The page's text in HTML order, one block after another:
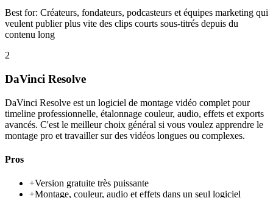
Best for: Créateurs, fondateurs, podcasteurs et équipes marketing qui
veulent publier plus vite des clips courts sous-titrés depuis du
contenu long
2
DaVinci Resolve
DaVinci Resolve est un logiciel de montage vidéo complet pour
timeline professionnelle, étalonnage couleur, audio, effets et exports
avancés. C'est le meilleur choix général si vous voulez apprendre le
montage pro et travailler sur des vidéos longues ou complexes.
Pros
+Version gratuite très puissante
+Montage, couleur, audio et effets dans un seul logiciel